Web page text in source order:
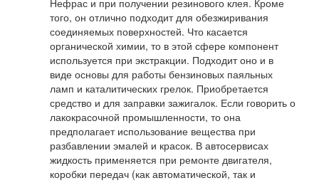
Нефрас и при получении резинового клея. Кроме
того, он отлично подходит для обезжиривания
соединяемых поверхностей. Что касается
органической химии, то в этой сфере компонент
используется при экстракции. Подходит оно и в
виде основы для работы бензиновых паяльных
ламп и каталитических грелок. Приобретается
средство и для заправки зажигалок. Если говорить о
лакокрасочной промышленности, то она
предполагает использование вещества при
разбавлении эмалей и красок. В автосервисах
жидкость применяется при ремонте двигателя,
коробки передач (как автоматической, так и